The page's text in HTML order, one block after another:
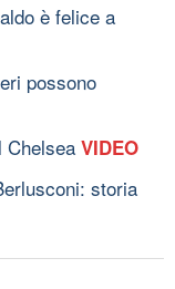
è felice a
possono
Chelsea VIDEO
storia